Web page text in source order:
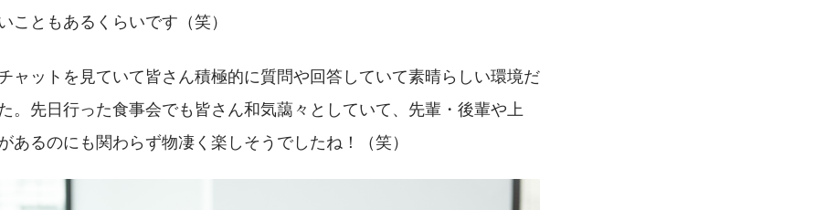
こともあるくらいです（笑）
ャットを見ていて皆さん積極的に質問や回答していて素晴らしい環境だ
。先日行った食事会でも皆さん和気藹々としていて、先輩・後輩や上
あるのにも関わらず物凄く楽しそうでしたね！（笑）